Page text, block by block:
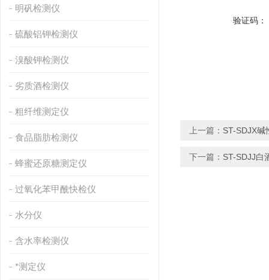
明矾检测仪
硫酸铝钾检测仪
溴酸钾检测仪
劣质酒检测仪
粗纤维测定仪
食品脂肪检测仪
蜂蜜还原糖测定仪
过氧化苯甲酰快检仪
水分仪
含水率检测仪
*测定仪
验证码：
上一篇： ST-SDJX碱
下一篇： ST-SDJJ白